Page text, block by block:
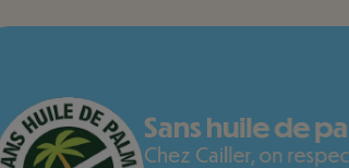
Sans huile de
Chez Cailler, on